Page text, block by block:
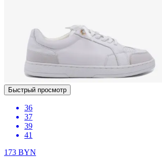
Быстрый просмотр
36
37
39
41
173 BYN